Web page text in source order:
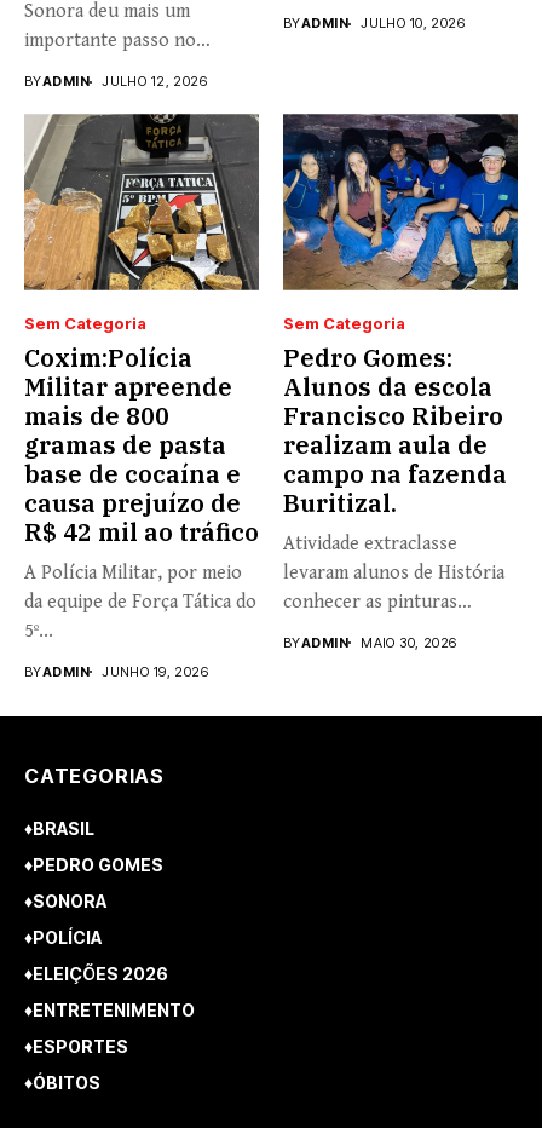
Sonora deu mais um
importante passo no
BYADMIN JULHO 12, 2026
BYADMIN JULHO 10, 2026
Sem Categoria
Coxim:Polícia
Militar apreende
mais de 800
gramas de pasta
base de cocaína e
causa prejuízo de
R$ 42 mil ao tráfico
A Polícia Militar, por meio
da equipe de Força Tática do
5º...
BYADMIN JUNHO 19, 2026
Sem Categoria
Pedro Gomes:
Alunos da escola
Francisco Ribeiro
realizam aula de
campo na fazenda
Buritizal.
Atividade extraclasse
levaram alunos de História
conhecer as pinturas
BYADMIN MAIO 30, 2026
CATEGORIAS
♦BRASIL
♦PEDRO GOMES
♦SONORA
♦POLÍCIA
♦ELEIÇÕES 2026
♦ENTRETENIMENTO
♦ESPORTES
♦ÓBITOS